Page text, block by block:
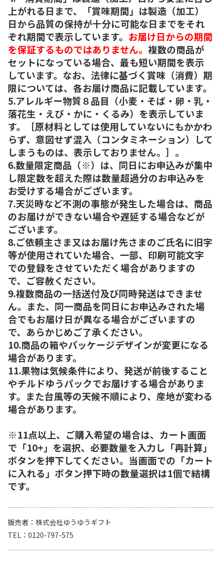
上がれる日まで、「賞味期間」は製造（加工）
日から品質の保持が十分に可能な日までをそれ
ぞれ期間で表示しています。 お届け日からの期間
を保証するものではありません。 複数の商品が
セットになっている場合、最も短い期間を表示
しています。なお、法律に基づく賞味（消費）期
限については、各お届け商品に記載しています。
5.アレルギー物質８品目（小麦・そば・卵・乳・
落花生・えび・かに・くるみ）を表示していま
す。［原材料としては使用していないにもかかわ
らず、意図せず混入（コンタミネーション）して
しまうものは、表示しておりません。］。
6.数量限定商品（※）は、同日にお申込みが集中
し限定数を超えた際は数量超過分のお申込みを
お受けする場合がございます。
7.天災時など不測の事態が発生した場合は、商品
のお届けができない場合や遅延する場合などが
ございます。
8.ご依頼主さま又はお届け先さまのご氏名に旧字
等が使用されていた場合、一部、印刷可能文字
での登録をさせていただく場合がありますの
で、ご容赦ください。
9.複数商品の一括送付及び同時発送はできませ
ん。また、同一商品を同日にお申込みされた場
合でもお届け日が異なる場合がございますの
で、あらかじめご了承ください。
10.商品の箱やパッケージデザインが変更になる
場合があります。
11.果物は気候条件により、発送が前後すること
やチルドゆうパックでお届けする場合がありま
す。また台風等の天候不順により、産地が変わる
場合があります。
※11点以上、ご購入希望の場合は、カート画面
で「10+」を選択、必要数量を入力し「再計算」
ボタンを押下してください。当画面での「カート
に入れる」ボタン押下時の数量選択は1個で結構
です。
販売者
株式会社ゆうゆうギフト
TEL
0120-797-575